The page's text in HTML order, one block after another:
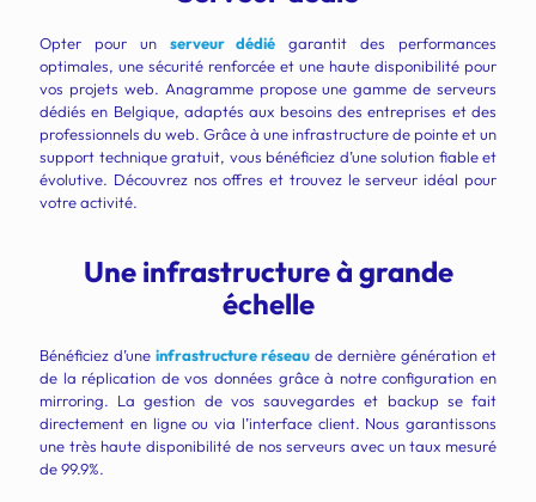
Opter pour un serveur dédié garantit des performances
optimales, une sécurité renforcée et une haute disponibilité pour
vos projets web. Anagramme propose une gamme de serveurs
dédiés en Belgique, adaptés aux besoins des entreprises et des
professionnels du web. Grâce à une infrastructure de pointe et un
support technique gratuit, vous bénéficiez d’une solution fiable et
évolutive. Découvrez nos offres et trouvez le serveur idéal pour
votre activité.
Une infrastructure à grande
échelle
Bénéficiez d’une infrastructure réseau de dernière génération et
de la réplication de vos données grâce à notre configuration en
mirroring. La gestion de vos sauvegardes et backup se fait
directement en ligne ou via l’interface client. Nous garantissons
une très haute disponibilité de nos serveurs avec un taux mesuré
de 99.9%.